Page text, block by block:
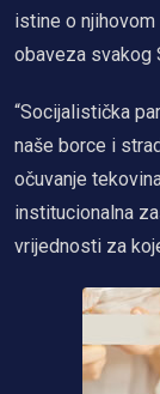
istine o njihovom
obaveza svakog
“Socijalistička
naše borce i
očuvanje
institucionalna
vrijednosti za